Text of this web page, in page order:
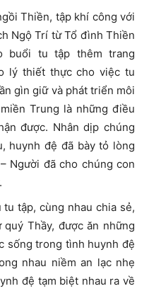
Thiền, tập khí công với
Ngộ Trí từ Tổ đình Thiền
buổi tu tập thêm trang
lý thiết thực cho việc tu
gìn giữ và phát triển môi
Trung là những điều
được. Nhân dịp chúng
huynh đệ đã bày tỏ lòng
Người đã cho chúng con
tập, cùng nhau chia sẻ,
Thầy, được ăn những
sống trong tình huynh đệ
nhau niềm an lạc nhẹ
đệ tạm biệt nhau ra về